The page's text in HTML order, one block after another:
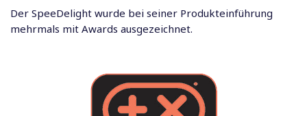
Der SpeeDelight wurde bei seiner Produkteinführung
mehrmals mit Awards ausgezeichnet.